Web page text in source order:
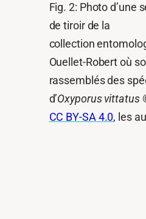
Fig. 2: Photo d’une
de tiroir de la
collection
Ouellet-Robert où
rassemblés des
d’Oxyporus vittatus
CC BY-SA 4.0, les